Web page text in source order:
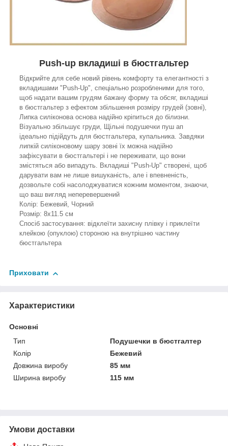
Push-up вкладиші в бюстгальтер
Відкрийте для себе новий рівень комфорту та елегантності з
вкладишами "Push-Up", спеціально розробленими для того,
щоб надати вашим грудям бажану форму та обсяг, вкладиші
в бюстгальтер з ефектом збільшення розміру грудей (зовні),
Липка силіконова основа надійно кріпиться до білизни.
Візуально збільшує груди, Щільні подушечки пуш ап
ідеально підійдуть для бюстгальтера, купальника. Завдяки
липкій силіконовому шару зовні їх можна надійно
зафіксувати в бюстгальтері і не переживати, що вони
змістяться або випадуть. Вкладиші "Push-Up" створені, щоб
дарувати вам не лише вишуканість, але і впевненість,
дозвольте собі насолоджуватися кожним моментом, знаючи,
що ваш вигляд неперевершений
Колір: Бежевий, Чорний
Розмір: 8х11.5 см
Спосіб застосування: відклеїти захисну плівку і приклеїти
клейкою (опуклою) стороною на внутрішню частину
бюстгальтера
Приховати
Характеристики
Основні
Тип
Подушечки в бюстгалтер
Колір
Бежевий
Довжина виробу
85 мм
Ширина виробу
115 мм
Умови доставки